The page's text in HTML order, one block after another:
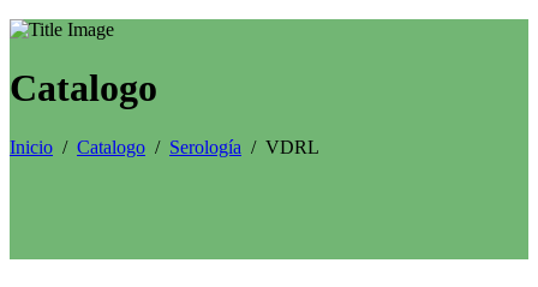
Catalogo
Inicio / Catalogo / Serología / VDRL